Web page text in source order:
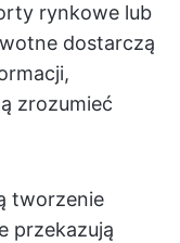
rynkowe lub
dostarczą
zrozumieć
tworzenie
przekazują